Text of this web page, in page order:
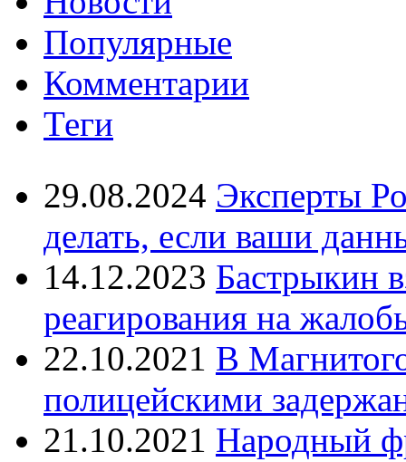
Популярные
Комментарии
Теги
29.08.2024 Эксперты
делать, если ваши
14.12.2023 Бастрыкин
реагирования на
22.10.2021 В
полицейскими
21.10.2021 Народный